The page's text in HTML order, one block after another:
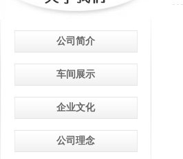
公司简介
车间展示
企业文化
公司理念